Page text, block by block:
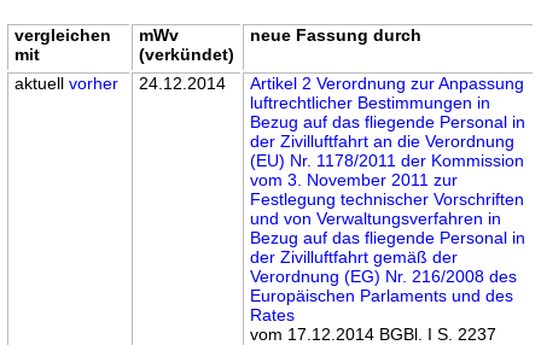
vergleichen
mit
mWv
(verkündet)
neue Fassung durch
aktuellvorher 24.12.2014
Artikel 2 Verordnung zur Anpassung
luftrechtlicher Bestimmungen in
Bezug auf das fliegende Personal in
der Zivilluftfahrt an die Verordnung
(EU) Nr. 1178/2011 der Kommission
vom 3. November 2011 zur
Festlegung technischer Vorschriften
und von Verwaltungsverfahren in
Bezug auf das fliegende Personal in
der Zivilluftfahrt gemäß der
Verordnung (EG) Nr. 216/2008 des
Europäischen Parlaments und des
Rates
vom 17.12.2014 BGBl. I S. 2237